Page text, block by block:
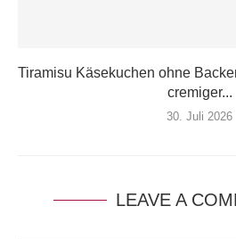
Tiramisu Käsekuchen ohne
cremiger...
30. Juli 2026
LEAVE A